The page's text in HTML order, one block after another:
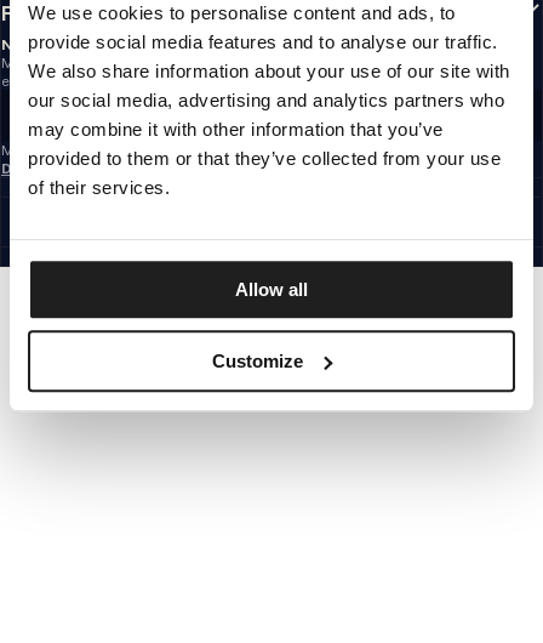
We use cookies to personalise content and ads, to
provide social media features and to analyse our traffic.
We also share information about your use of our site with
our social media, advertising and analytics partners who
may combine it with other information that you’ve
provided to them or that they’ve collected from your use
of their services.
Allow all
Customize
FOLLOW US
NEWSLETTER
Möchtest du Informationen über die neuesten Aktionen und Neuigkeiten
erhalten?
Email address
REGISTRIEREN SIE SICH
Mit der Anmeldung zum Newsletter bestätigst du, dass du die
Datenschutzerklärung gelesen hast.
GEHE NACH OBEN